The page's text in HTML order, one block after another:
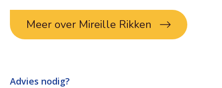
Meer over Mireille Rikken
Advies nodig?